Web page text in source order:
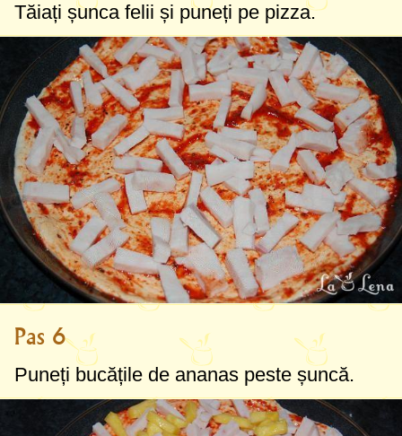
Tăiați șunca felii și puneți pe pizza.
Pas 6
Puneți bucățile de ananas peste șuncă.